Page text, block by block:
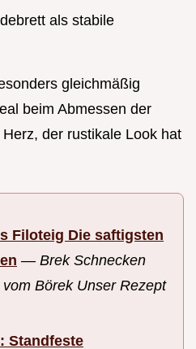
als stabile
gleichmäßig
beim Abmessen der
der rustikale Look hat
Filoteig Die saftigsten
— Brek Schnecken
Börek Unser Rezept
Standfeste